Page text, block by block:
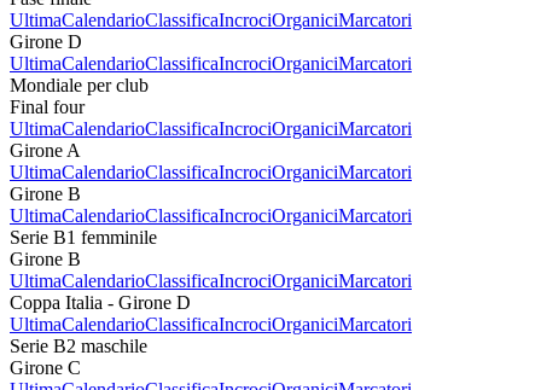
UltimaCalendarioClassificaIncrociOrganiciMarcatori
Girone D
UltimaCalendarioClassificaIncrociOrganiciMarcatori
Mondiale per club
Final four
UltimaCalendarioClassificaIncrociOrganiciMarcatori
Girone A
UltimaCalendarioClassificaIncrociOrganiciMarcatori
Girone B
UltimaCalendarioClassificaIncrociOrganiciMarcatori
Serie B1 femminile
Girone B
UltimaCalendarioClassificaIncrociOrganiciMarcatori
Coppa Italia - Girone D
UltimaCalendarioClassificaIncrociOrganiciMarcatori
Serie B2 maschile
Girone C